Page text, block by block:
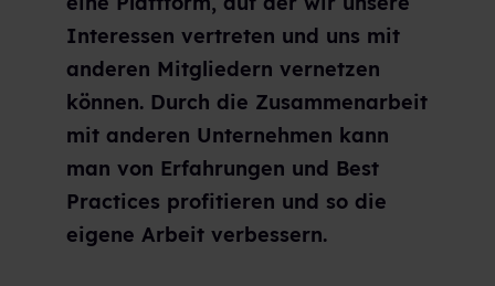
Interessen vertreten und uns mit
anderen Mitgliedern vernetzen
können. Durch die Zusammenarbeit
mit anderen Unternehmen kann
man von Erfahrungen und Best
Practices profitieren und so die
eigene Arbeit verbessern.